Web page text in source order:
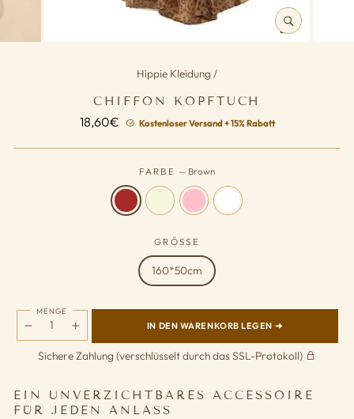
SCHLIESSEN (
ESC)
Hippie Kleidung /
CHIFFON KOPFTUCH
18,60€ Normaler
Kostenloser Versand + 15% Rabatt
FARBE — Brown
GRÖSSE
160*50cm
MENGE
IN DEN WARENKORB LEGEN ➜
Sichere Zahlung (verschlüsselt durch das SSL-Protokoll)
EIN UNVERZICHTBARES ACCESSOIRE
FÜR JEDEN ANLASS